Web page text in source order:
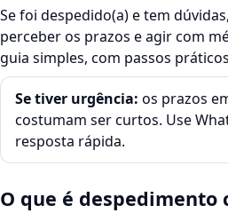
Se foi despedido(a) e tem
perceber os prazos e agir com
guia simples, com passos
Se tiver urgência: os prazos
costumam ser curtos. Use
resposta rápida.
O que é despedimento